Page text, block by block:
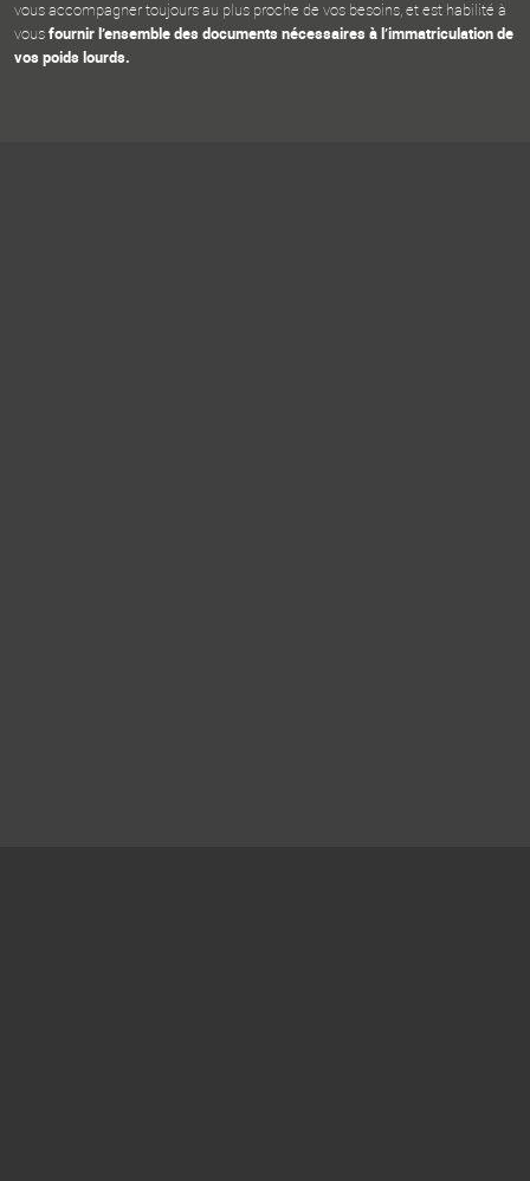
vous accompagner toujours au plus proche de vos besoins, et est habilité à
vousfournir l’ensemble des documents nécessaires à l’immatriculation de
vos poids lourds.